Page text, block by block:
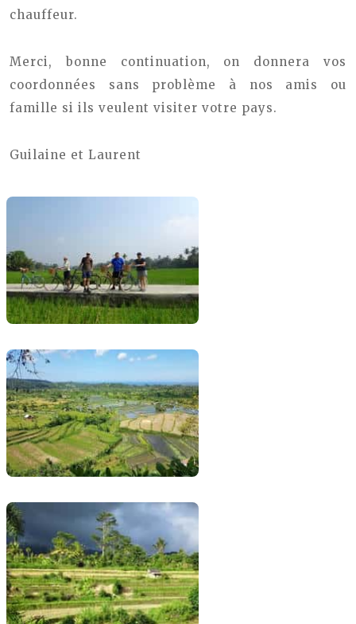
chauffeur.
Merci, bonne continuation, on donnera vos
coordonnées sans problème à nos amis ou
famille si ils veulent visiter votre pays.
Guilaine et Laurent